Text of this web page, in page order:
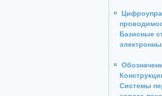
Базисные
Системы